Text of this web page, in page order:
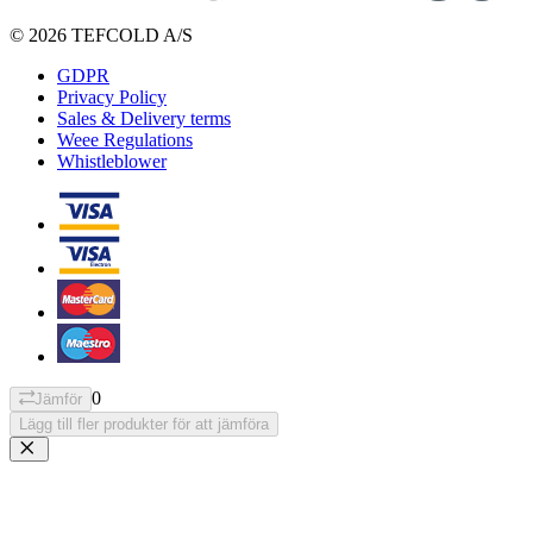
© 2026 TEFCOLD A/S
GDPR
Privacy Policy
Sales & Delivery terms
Weee Regulations
Whistleblower
Jämför 0
Lägg till fler produkter för att jämföra